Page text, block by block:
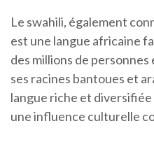
Le swahili, également
est une langue africaine
des millions de personnes
ses racines bantoues et
langue riche et
une influence culturelle